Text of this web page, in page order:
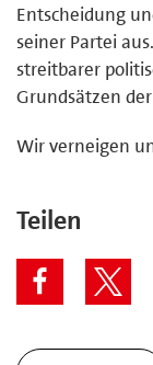
Entscheidung
seiner Partei
streitbarer
Grundsätzen
Wir verneigen
Teilen